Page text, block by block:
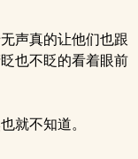
声真的让他们也跟
也不眨的看着眼前
就不知道。